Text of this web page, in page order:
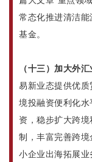
常态化推进清洁
基金。
（十三）加大外
易新业态提供优
境投融资便利化
资，稳步扩大跨
制，丰富完善跨
小企业出海拓展业